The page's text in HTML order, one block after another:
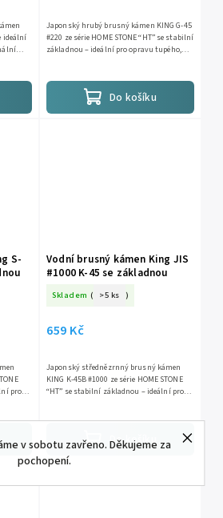
v sobotu zavřeno. Děkujeme za
pochopení.
ideální
Do košíku
Japonský hrubý brusný kámen KING G-45
#220 ze série HOME STONE “HT” se stabilní
základnou – ideální pro opravu tupého,
S-
pro
Vodní brusný kámen King JIS
#1000 K-45 se základnou
Skladem ( >5 ks )
659 Kč
Do košíku
Japonský střednězrnný brusný kámen
KING K-45B #1000 ze série HOME STONE
“HT” se stabilní základnou – ideální pro